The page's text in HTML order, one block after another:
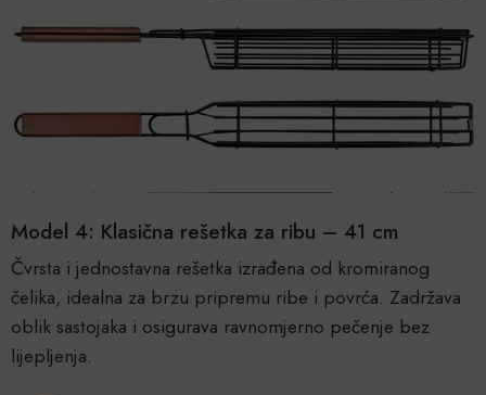
Model 4: Klasična rešetka za ribu – 41 cm
Čvrsta i jednostavna rešetka izrađena od kromiranog
čelika, idealna za brzu pripremu ribe i povrća. Zadržava
oblik sastojaka i osigurava ravnomjerno pečenje bez
lijepljenja.